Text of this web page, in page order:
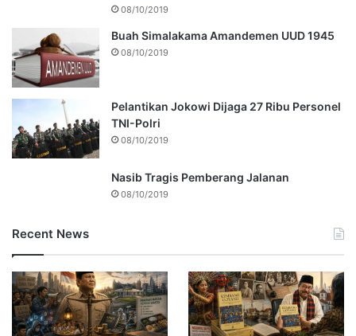
08/10/2019
Buah Simalakama Amandemen UUD 1945
08/10/2019
Pelantikan Jokowi Dijaga 27 Ribu Personel
TNI-Polri
08/10/2019
Nasib Tragis Pemberang Jalanan
08/10/2019
Recent News